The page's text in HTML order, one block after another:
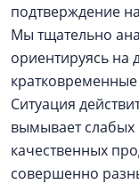
подтверждение
Мы тщательно
ориентируясь на
Ситуация
вымывает слабых
качественных
совершенно